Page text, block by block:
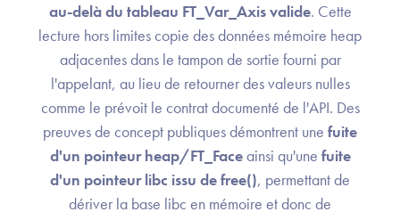
au-delà du tableau FT_Var_Axis valide. Cette
lecture hors limites copie des données mémoire heap
adjacentes dans le tampon de sortie fourni par
l'appelant, au lieu de retourner des valeurs nulles
comme le prévoit le contrat documenté de l'API. Des
preuves de concept publiques démontrent une fuite
d'un pointeur heap/FT_Faceainsi qu'une fuite
d'un pointeur libc issu de free(), permettant de
dériver la base libc en mémoire et donc de